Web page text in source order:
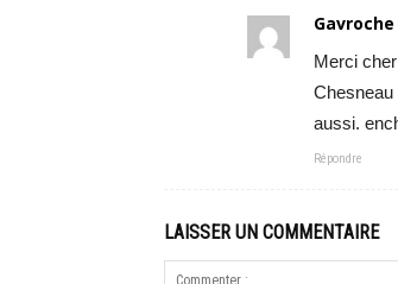
Gavroche
Merci
Chesneau
aussi.
Répondre
LAISSER UN COMMENTAIRE